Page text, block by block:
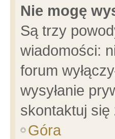
Nie mogę
Są trzy
wiadomości:
forum
wysyłanie
skontaktuj
Góra